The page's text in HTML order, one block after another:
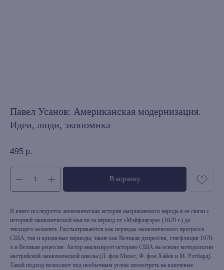
Павел Усанов: Американская модернизация.
Идеи, люди, экономика
495 р.
В корзину
В книге исследуется экономическая история американского народа в ее связи с
историей экономической мысли за период от «Мэйфлауэра» (1620 г.) до
текущего момента. Рассматриваются как периоды экономического прогресса
США, так и кризисные периоды, такие как Великая депрессия, стагфляция 1970-
х и Великая рецессия. Автор анализирует историю США на основе методологии
австрийской экономической школы (Л. фон Мизес, Ф. фон Хайек и М. Ротбард).
Такой подход позволяет под необычным углом посмотреть на ключевые